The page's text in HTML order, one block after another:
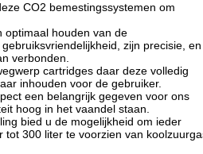
CO2 bemestingssystemen om
optimaal houden van de
zijn precisie, en
verbonden.
cartridges daar deze volledig
inhouden voor de gebruiker.
een belangrijk gegeven voor ons
hoog in het vaandel staan.
bied u de mogelijkheid om ieder
tot 300 liter te voorzien van